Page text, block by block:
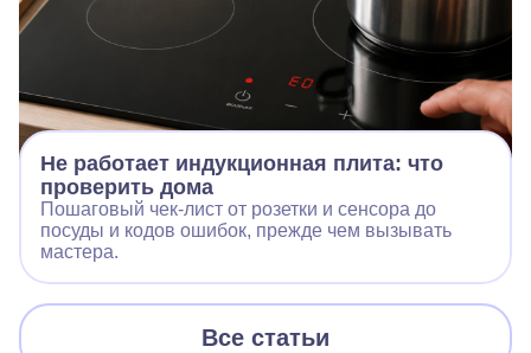
Не работает индукционная плита: что
проверить дома
Пошаговый чек‑лист от розетки и сенсора до
посуды и кодов ошибок, прежде чем вызывать
мастера.
Все статьи